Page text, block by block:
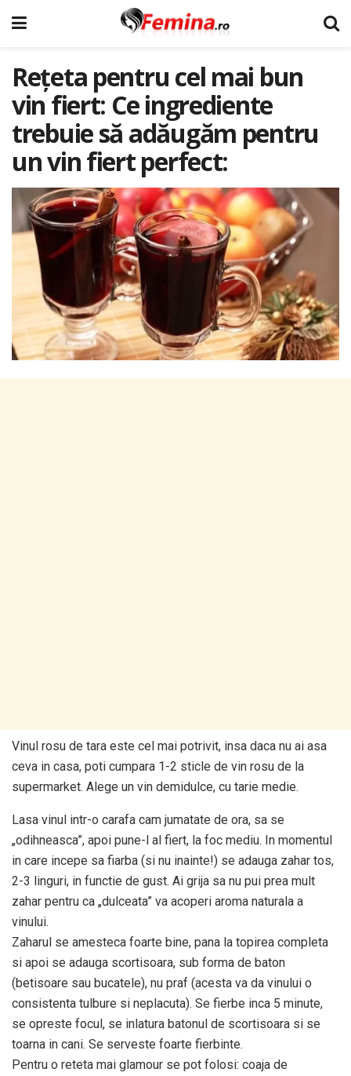
Rețeta pentru cel mai bun
vin fiert: Ce ingrediente
trebuie să adăugăm pentru
un vin fiert perfect:
Vinul rosu de tara este cel mai potrivit, insa daca nu ai asa
ceva in casa, poti cumpara 1-2 sticle de vin rosu de la
supermarket. Alege un vin demidulce, cu tarie medie.
Lasa vinul intr-o carafa cam jumatate de ora, sa se
„odihneasca”, apoi pune-l al fiert, la foc mediu. In momentul
in care incepe sa fiarba (si nu inainte!) se adauga zahar tos,
2-3 linguri, in functie de gust. Ai grija sa nu pui prea mult
zahar pentru ca „dulceata” va acoperi aroma naturala a
vinului.
Zaharul se amesteca foarte bine, pana la topirea completa
si apoi se adauga scortisoara, sub forma de baton
(betisoare sau bucatele), nu praf (acesta va da vinului o
consistenta tulbure si neplacuta). Se fierbe inca 5 minute,
se opreste focul, se inlatura batonul de scortisoara si se
toarna in cani. Se serveste foarte fierbinte.
Pentru o reteta mai glamour se pot folosi: coaja de